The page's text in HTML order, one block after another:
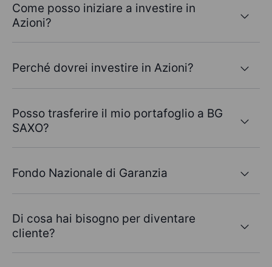
Come posso iniziare a investire in
Azioni?
Perché dovrei investire in Azioni?
Posso trasferire il mio portafoglio a BG
SAXO?
Fondo Nazionale di Garanzia
Di cosa hai bisogno per diventare
cliente?